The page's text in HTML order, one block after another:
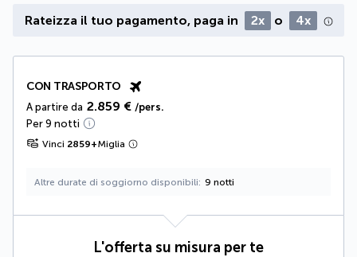
Rateizza il tuo pagamento, paga in 2x o 4x
CON TRASPORTO
A partire da 2.859 € /pers.
Per 9 notti
Vinci 2859+Miglia
Altre durate di soggiorno disponibili 9 notti
L'offerta su misura per te